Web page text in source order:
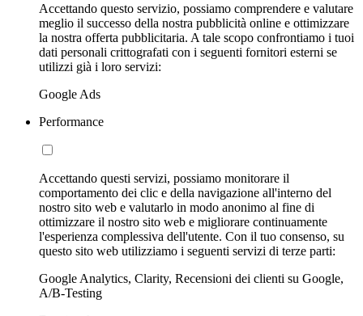
Accettando questo servizio, possiamo comprendere e valutare
meglio il successo della nostra pubblicità online e ottimizzare
la nostra offerta pubblicitaria. A tale scopo confrontiamo i tuoi
dati personali crittografati con i seguenti fornitori esterni se
utilizzi già i loro servizi:
Google Ads
Performance
Accettando questi servizi, possiamo monitorare il
comportamento dei clic e della navigazione all'interno del
nostro sito web e valutarlo in modo anonimo al fine di
ottimizzare il nostro sito web e migliorare continuamente
l'esperienza complessiva dell'utente. Con il tuo consenso, su
questo sito web utilizziamo i seguenti servizi di terze parti:
Google Analytics, Clarity, Recensioni dei clienti su Google,
A/B-Testing